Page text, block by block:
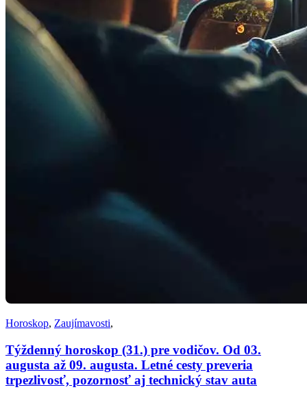
Horoskop, Zaujímavosti,
Týždenný horoskop (31.) pre vodičov. Od 03.
augusta až 09. augusta. Letné cesty preveria
trpezlivosť, pozornosť aj technický stav auta